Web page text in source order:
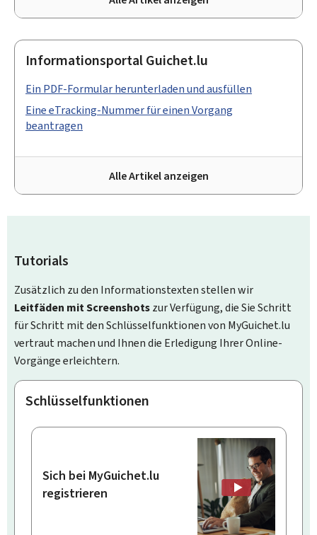
Informationsportal Guichet.lu
Alle Artikel anzeigen
Ein PDF-Formular herunterladen und ausfüllen
Eine eTracking-Nummer für einen Vorgang
beantragen
Tutorials
Zusätzlich zu den Informationstexten stellen wir
Leitfäden mit Screenshotszur Verfügung, die Sie Schritt
für Schritt mit den Schlüsselfunktionen von MyGuichet.lu
vertraut machen und Ihnen die Erledigung Ihrer Online-
Vorgänge erleichtern.
Schlüsselfunktionen
Sich bei MyGuichet.lu
registrieren